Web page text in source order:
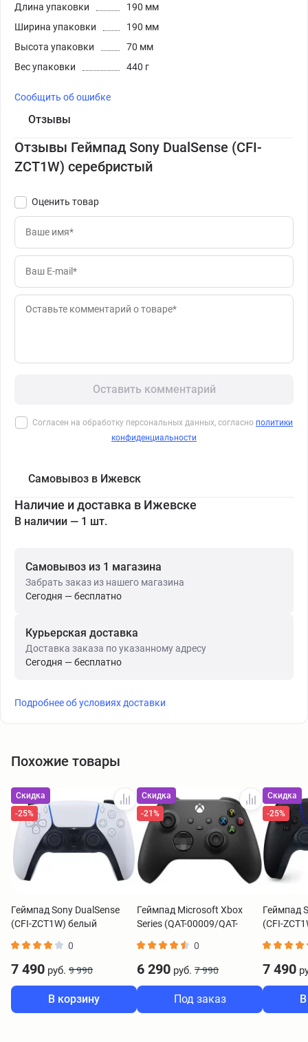
Длина упаковки
190 мм
Ширина упаковки
190 мм
Высота упаковки
70 мм
Вес упаковки
440 г
Сообщить об ошибке
Отзывы
Отзывы Геймпад Sony DualSense (CFI-
ZCT1W) серебристый
Оценить товар
Оставить комментарий
Согласен на обработку персональных данных, согласно политики
конфиденциальности
Самовывоз в Ижевск
Наличие и доставка в Ижевске
В наличии — 1 шт.
Самовывоз из 1 магазина
Забрать заказ из нашего магазина
Сегодня — бесплатно
Курьерская доставка
Доставка заказа по указанному адресу
Сегодня — бесплатно
Подробнее об условиях доставки
Похожие товары
Скидка
-25%
Геймпад Sony DualSense
(CFI-ZCT1W) белый
0
7 490 руб. 9 990
В корзину
Скидка
-21%
Геймпад Microsoft Xbox
Series (QAT-00009/QAT-
0
6 290 руб. 7 990
Под заказ
Скидка
-25%
Геймпад
(CFI-
7 490